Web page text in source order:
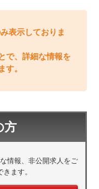
表示しておりま
で、詳細な情報を
す。
方
情報、非公開求人をご
ます。